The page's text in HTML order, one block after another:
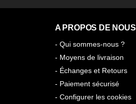
A PROPOS DE NOUS
- Qui sommes-nous ?
- Moyens de livraison
- Échanges et Retours
- Paiement sécurisé
- Configurer les cookies